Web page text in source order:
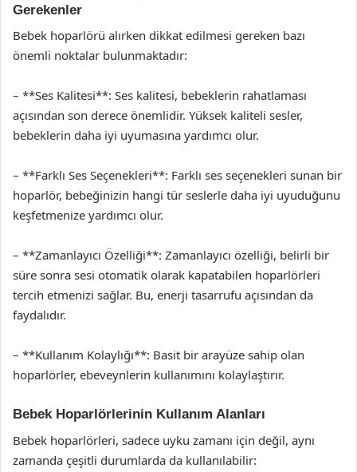
Gerekenler
Bebek hoparlörü alırken dikkat edilmesi gereken bazı
önemli noktalar bulunmaktadır:
– **Ses Kalitesi**: Ses kalitesi, bebeklerin rahatlaması
açısından son derece önemlidir. Yüksek kaliteli sesler,
bebeklerin daha iyi uyumasına yardımcı olur.
– **Farklı Ses Seçenekleri**: Farklı ses seçenekleri sunan bir
hoparlör, bebeğinizin hangi tür seslerle daha iyi uyuduğunu
keşfetmenize yardımcı olur.
– **Zamanlayıcı Özelliği**: Zamanlayıcı özelliği, belirli bir
süre sonra sesi otomatik olarak kapatabilen hoparlörleri
tercih etmenizi sağlar. Bu, enerji tasarrufu açısından da
faydalıdır.
– **Kullanım Kolaylığı**: Basit bir arayüze sahip olan
hoparlörler, ebeveynlerin kullanımını kolaylaştırır.
Bebek Hoparlörlerinin Kullanım Alanları
Bebek hoparlörleri, sadece uyku zamanı için değil, aynı
zamanda çeşitli durumlarda da kullanılabilir: